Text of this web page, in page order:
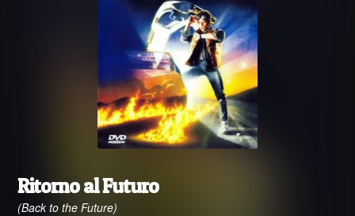
Ritorno al Futuro
(Back to the Future)